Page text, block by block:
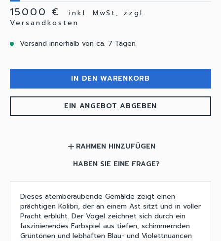
15000 €
inkl. MwSt, zzgl.
Versandkosten
Versand innerhalb von ca. 7 Tagen
IN DEN WARENKORB
EIN ANGEBOT ABGEBEN
add RAHMEN HINZUFÜGEN
HABEN SIE EINE FRAGE?
Dieses atemberaubende Gemälde zeigt einen
prächtigen Kolibri, der an einem Ast sitzt und in voller
Pracht erblüht. Der Vogel zeichnet sich durch ein
faszinierendes Farbspiel aus tiefen, schimmernden
Grüntönen und lebhaften Blau- und Violettnuancen